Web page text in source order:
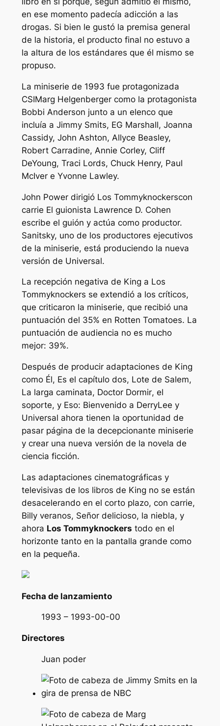
en ese momento padecía adicción a las
drogas. Si bien le gustó la premisa general
de la historia, el producto final no estuvo a
la altura de los estándares que él mismo se
propuso.
La miniserie de 1993 fue protagonizada
CSIMarg Helgenberger como la protagonista
Bobbi Anderson junto a un elenco que
incluía a Jimmy Smits, EG Marshall, Joanna
Cassidy, John Ashton, Allyce Beasley,
Robert Carradine, Annie Corley, Cliff
DeYoung, Traci Lords, Chuck Henry, Paul
McIver e Yvonne Lawley.
John Power dirigió Los Tommyknockerscon
carrie El guionista Lawrence D. Cohen
escribe el guión y actúa como productor.
Sanitsky, uno de los productores ejecutivos
de la miniserie, está produciendo la nueva
versión de Universal.
La recepción negativa de King a Los
Tommyknockers se extendió a los críticos,
que criticaron la miniserie, que recibió una
puntuación del 35% en Rotten Tomatoes. La
puntuación de audiencia no es mucho
mejor: 39%.
Después de producir adaptaciones de King
como Él, Es el capítulo dos, Lote de Salem,
La larga caminata, Doctor Dormir, el
soporte, y Eso: Bienvenido a DerryLee y
Universal ahora tienen la oportunidad de
pasar página de la decepcionante miniserie
y crear una nueva versión de la novela de
ciencia ficción.
Las adaptaciones cinematográficas y
televisivas de los libros de King no se están
desacelerando en el corto plazo, con carrie,
Billy veranos, Señor delicioso, la niebla, y
ahora Los Tommyknockers todo en el
horizonte tanto en la pantalla grande como
en la pequeña.
Fecha de lanzamiento
1993 – 1993-00-00
Directores
Juan poder